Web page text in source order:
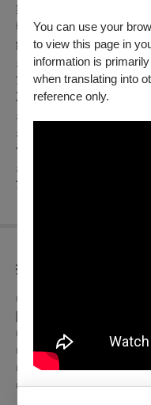
You can use your
to view this page in
information is
when translating into
reference only.
製作人：孫清吉
執行製作：陳詩縈
鋼琴：林晏馳
男高音 / 導演：湯發凱
女高音：王喬怡
次女高音：王郁馨
男中音：廖宇盟
男高音：謝奇儔
低男中音：林灝
男高音：王廷煜
女高音：張之千
折扣方案
◎身心障礙人士及陪同者
◎65歲以上年長者購票可
◎兩廳院會員9折優惠
◎團票單筆購滿30張(含)
◎聲協會員折扣優惠，請